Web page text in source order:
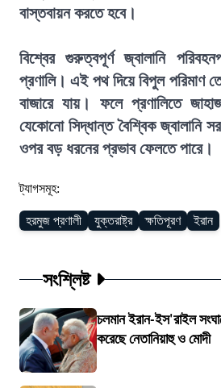
বাস্তবায়ন করতে হবে।
বিশ্বের গুরুত্বপূর্ণ জ্বালানি
প্রণালি। এই পথ দিয়ে বিপুল পরিমাণ
বাজারে যায়। ফলে প্রণালিতে
যেকোনো সিদ্ধান্ত বৈশ্বিক জ্বালানি
ওপর বড় ধরনের প্রভাব ফেলতে পারে।
ট্যাগসমূহ:
হরমুজ প্রণালী যুক্তরাষ্ট্র ক্ষতিপূরণ ইরান
সংশ্লিষ্ট
চলমান ইরান-ইস'রাইল
করেছে নেতানিয়াহু ও মোদী